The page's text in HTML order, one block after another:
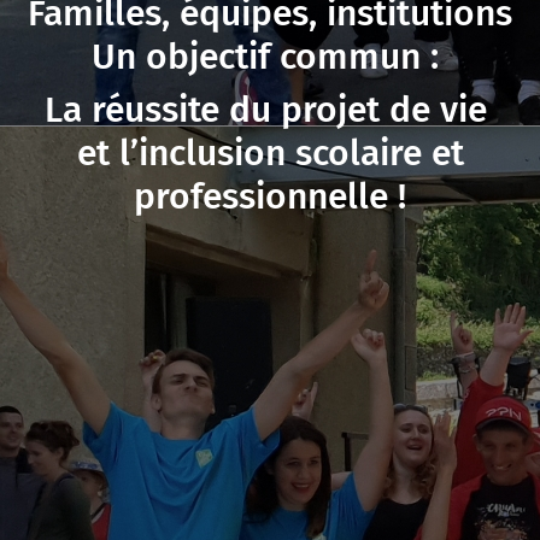
Familles, équipes, institutions
Un objectif commun :
La réussite du projet de vie
et l’inclusion scolaire et
professionnelle !